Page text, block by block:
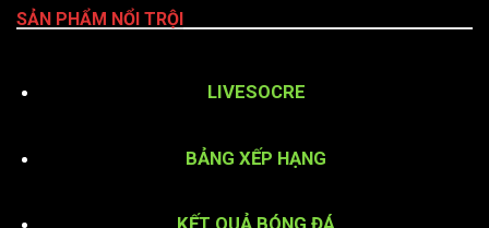
SẢN PHẨM NỔI TRỘI
LIVESOCRE
BẢNG XẾP HẠNG
KẾT QUẢ BÓNG ĐÁ